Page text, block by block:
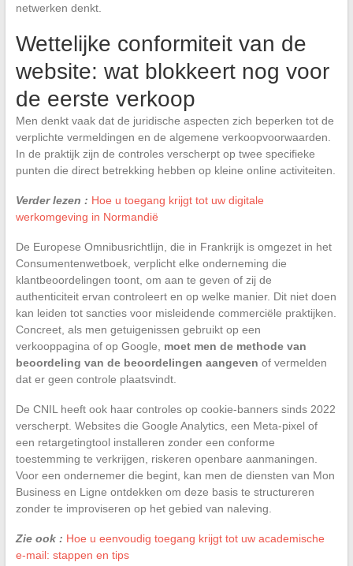
netwerken denkt.
Wettelijke conformiteit van de
website: wat blokkeert nog voor
de eerste verkoop
Men denkt vaak dat de juridische aspecten zich beperken tot de
verplichte vermeldingen en de algemene verkoopvoorwaarden.
In de praktijk zijn de controles verscherpt op twee specifieke
punten die direct betrekking hebben op kleine online activiteiten.
Verder lezen : Hoe u toegang krijgt tot uw digitale
werkomgeving in Normandië
De Europese Omnibusrichtlijn, die in Frankrijk is omgezet in het
Consumentenwetboek, verplicht elke onderneming die
klantbeoordelingen toont, om aan te geven of zij de
authenticiteit ervan controleert en op welke manier. Dit niet doen
kan leiden tot sancties voor misleidende commerciële praktijken.
Concreet, als men getuigenissen gebruikt op een
verkooppagina of op Google, moet men de methode van
beoordeling van de beoordelingen aangeven of vermelden
dat er geen controle plaatsvindt.
De CNIL heeft ook haar controles op cookie-banners sinds 2022
verscherpt. Websites die Google Analytics, een Meta-pixel of
een retargetingtool installeren zonder een conforme
toestemming te verkrijgen, riskeren openbare aanmaningen.
Voor een ondernemer die begint, kan men de diensten van Mon
Business en Ligne ontdekken om deze basis te structureren
zonder te improviseren op het gebied van naleving.
Zie ook : Hoe u eenvoudig toegang krijgt tot uw academische
e-mail: stappen en tips